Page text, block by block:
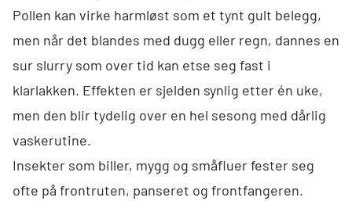
Pollen kan virke harmløst som et tynt gult belegg,
men når det blandes med dugg eller regn, dannes en
sur slurry som over tid kan etse seg fast i
klarlakken. Effekten er sjelden synlig etter én uke,
men den blir tydelig over en hel sesong med dårlig
vaskerutine.
Insekter som biller, mygg og småfluer fester seg
ofte på frontruten, panseret og frontfangeren.